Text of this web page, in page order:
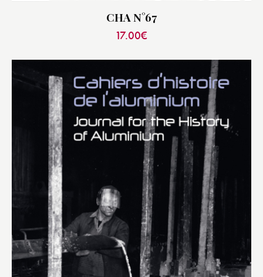
CHA N°67
17.00€